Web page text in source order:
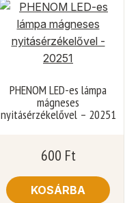
PHENOM LED-es lámpa
mágneses
nyitásérzékelővel – 20251
600 Ft
KOSÁRBA